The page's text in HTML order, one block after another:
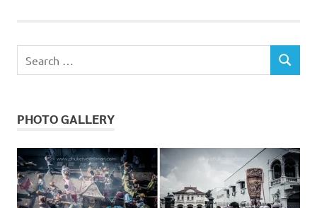
for:
SEARCH
PHOTO GALLERY